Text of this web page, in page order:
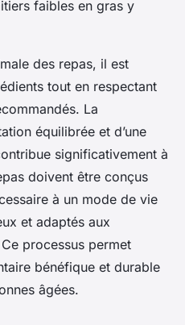
faibles en gras y
des repas, il est
tout en respectant
La
équilibrée et d’une
significativement à
doivent être conçus
à un mode de vie
et adaptés aux
processus permet
bénéfique et durable
âgées.